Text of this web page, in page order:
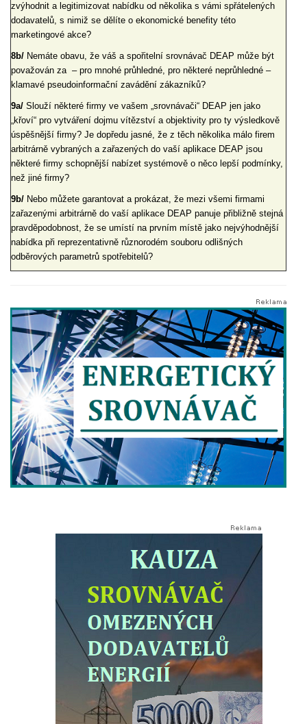
zvýhodnit a legitimizovat nabídku od několika s vámi spřátelených
dodavatelů, s nimiž se dělíte o ekonomické benefity této
marketingové akce?
8b/ Nemáte obavu, že váš a spořitelní srovnávač DEAP může být
považován za – pro mnohé průhledné, pro některé neprůhledné –
klamavé pseudoinformační zavádění zákazníků?
9a/ Slouží některé firmy ve vašem „srovnávači“ DEAP jen jako
„křoví“ pro vytváření dojmu vítězství a objektivity pro ty výsledkově
úspěšnější firmy? Je dopředu jasné, že z těch několika málo firem
arbitrárně vybraných a zařazených do vaší aplikace DEAP jsou
některé firmy schopnější nabízet systémově o něco lepší podmínky,
než jiné firmy?
9b/ Nebo můžete garantovat a prokázat, že mezi všemi firmami
zařazenými arbitrárně do vaší aplikace DEAP panuje přibližně stejná
pravděpodobnost, že se umístí na prvním místě jako nejvýhodnější
nabídka při reprezentativně různorodém souboru odlišných
odběrových parametrů spotřebitelů?